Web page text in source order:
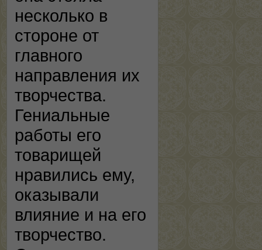
несколько в
стороне от
главного
направления их
творчества.
Гениальные
работы его
товарищей
нравились ему,
оказывали
влияние и на его
творчество.